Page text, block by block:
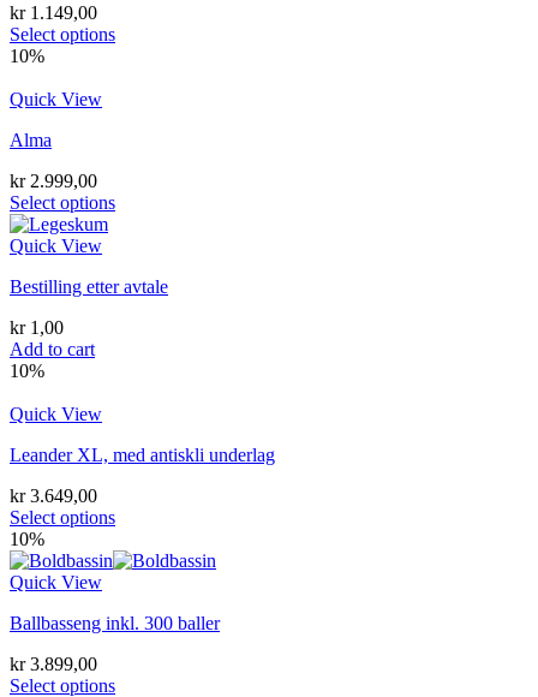
kr1.149,00
Select options
10%
Quick View
Alma
kr2.999,00
Select options
Quick View
Bestilling etter avtale
kr1,00
Add to cart
10%
Quick View
Leander XL, med antiskli underlag
kr3.649,00
Select options
10%
Quick View
Ballbasseng inkl. 300 baller
kr3.899,00
Select options